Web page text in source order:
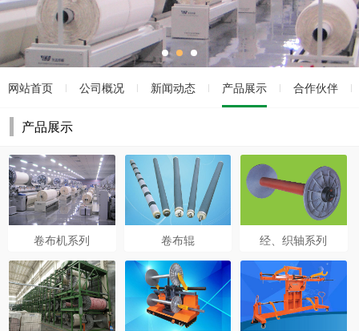
网站首页 | 公司概况 | 新闻动态 | 产品展示 | 合作伙伴 |
产品展示
卷布机系列 卷布辊 经、织轴系列